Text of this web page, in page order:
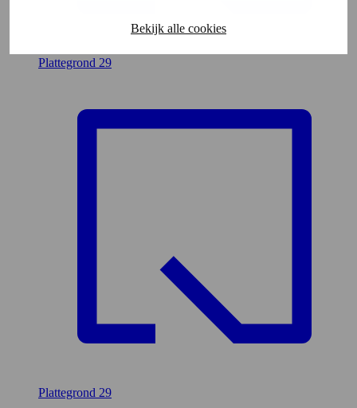
Bekijk alle cookies
Plattegrond 29
Plattegrond 29